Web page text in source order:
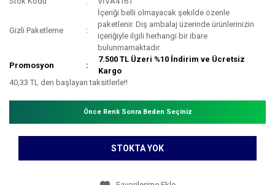
Gizli Paketleme
İçeriği belli olmayacak şekilde özenle
paketlenir. Dış ambalaj üzerinde ürünlerinizin
içeriğiyle ilgili herhangi bir ibare
bulunmamaktadır.
Promosyon
7.500 TL Üzeri %10 İndirim ve Ücretsiz
Kargo
40,33 TL den başlayan taksitlerle!!
Önce Renk Sonra Beden Seçiniz
STOKTA YOK